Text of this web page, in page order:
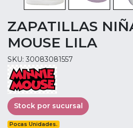
ZAPATILLAS
MOUSE LILA
SKU: 30083081557
Stock por sucursal
Pocas Unidades.